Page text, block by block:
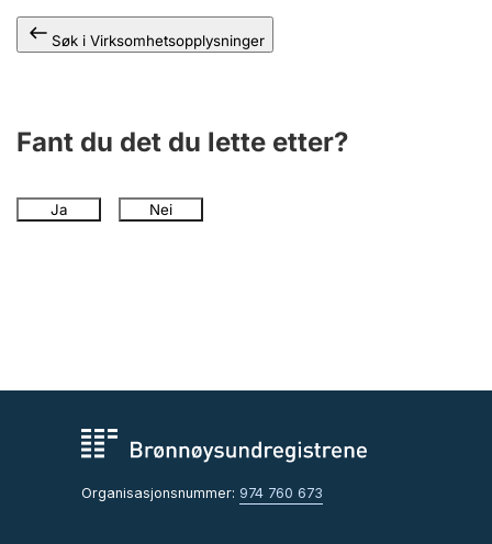
Søk i Virksomhetsopplysninger
Fant du det du lette etter?
Ja Nei
Organisasjonsnummer: 974 760 673